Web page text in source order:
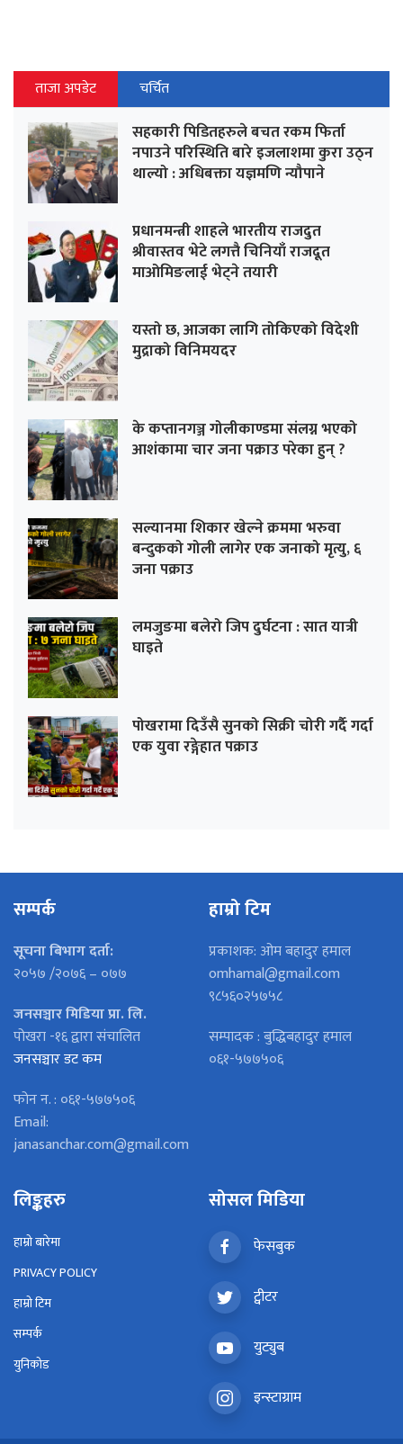
ताजा अपडेट चर्चित
सहकारी पिडितहरुले बचत रकम फिर्ता
नपाउने परिस्थिति बारे इजलाशमा कुरा उठ्न
थाल्यो : अधिबक्ता यज्ञमणि न्यौपाने
प्रधानमन्त्री शाहले भारतीय राजदुत
श्रीवास्तव भेटे लगत्तै चिनियाँ राजदूत
माओमिङलाई भेट्ने तयारी
यस्तो छ, आजका लागि तोकिएको विदेशी
मुद्राको विनिमयदर
के कप्तानगञ्ज गोलीकाण्डमा संलग्न भएको
आशंकामा चार जना पक्राउ परेका हुन् ?
सल्यानमा शिकार खेल्ने क्रममा भरुवा
बन्दुकको गोली लागेर एक जनाको मृत्यु, ६
जना पक्राउ
लमजुङमा बलेरो जिप दुर्घटना : सात यात्री
घाइते
पोखरामा दिउँसै सुनको सिक्री चोरी गर्दै गर्दा
एक युवा रङ्गेहात पक्राउ
सम्पर्क
सूचना बिभाग दर्ता:
२०५७ /२०७६ – ०७७
जनसञ्चार मिडिया प्रा. लि.
पोखरा -१६ द्वारा संचालित
जनसञ्चार डट कम
फोन न. : ०६१-५७७५०६
Email:
janasanchar.com@gmail.com
हाम्रो टिम
प्रकाशक: ओम बहादुर हमाल
omhamal@gmail.com
९८५६०२५७५८
सम्पादक : बुद्धिबहादुर हमाल
०६१-५७७५०६
लिङ्कहरु
हाम्रो बारेमा
PRIVACY POLICY
हाम्रो टिम
सम्पर्क
युनिकोड
सोसल मिडिया
फेसबुक
ट्वीटर
युट्युब
इन्स्टाग्राम